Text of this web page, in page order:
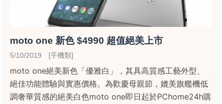
moto one 新色 $4990 超值絕美上市
5/10/2019 [手機類]
moto one絕美新色「優雅白」，其具高質感工藝外型、
絕佳功能體驗與實惠價格。為歡慶母親節，媲美旗艦機低
調奢華質感的絕美白色moto one即日起於PChome24h購